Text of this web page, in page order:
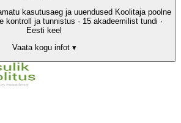
kasutusaeg ja uuendused Koolitaja poolne
kontroll ja tunnistus · 15 akadeemilist tundi ·
Eesti keel
Vaata kogu infot ▾